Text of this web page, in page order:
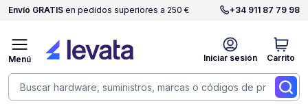
Envío GRATIS en pedidos superiores a 250 € +34 911 87 79 98
Iniciar sesión Carrito
Menú